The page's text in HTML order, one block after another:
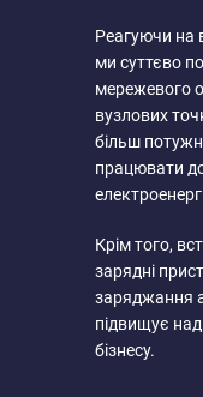
Реагуючи на
ми суттєво
мережевого
вузлових
більш
працювати
Крім того,
зарядні
заряджання
підвищує
бізнесу.